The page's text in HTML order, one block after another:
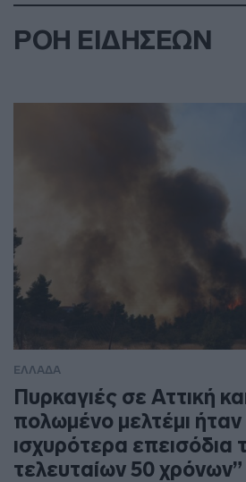
ΡΟΗ ΕΙΔΗΣΕΩΝ
ΕΛΛΑΔΑ
Πυρκαγιές σε Αττική
πολωμένο μελτέμι
ισχυρότερα επεισόδια
τελευταίων 50